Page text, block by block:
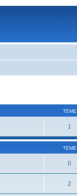
TEME
1
TEME
0
2